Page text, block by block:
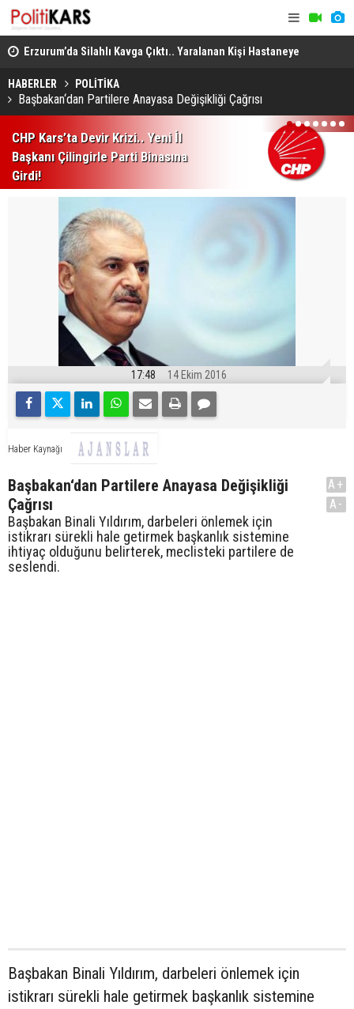
1 Erzurum’da Silahlı Kavga Çıktı.. Yaralanan Kişi Hastaneye
Kaldırıldı, Şüpheli Kaçtı!
HABERLER POLİTİKA
Başbakan‘dan Partilere Anayasa Değişikliği Çağrısı
CHP Kars’ta Devir Krizi.. Yeni İl
Başkanı Çilingirle Parti Binasına
Girdi!
1 2 3 4 5 6 7
17:48 14 Ekim 2016
Haber Kaynağı
Başbakan‘dan Partilere Anayasa Değişikliği
Çağrısı
Başbakan Binali Yıldırım, darbeleri önlemek için
istikrarı sürekli hale getirmek başkanlık sistemine
ihtiyaç olduğunu belirterek, meclisteki partilere de
seslendi.
A+
A-
Başbakan Binali Yıldırım, darbeleri önlemek için
istikrarı sürekli hale getirmek başkanlık sistemine